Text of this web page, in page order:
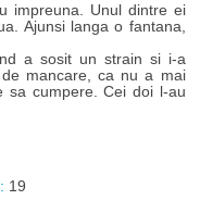
impreuna. Unul dintre ei
Ajunsi langa o fantana,
a sosit un strain si i-a
mancare, ca nu a mai
sa cumpere. Cei doi l-au
19